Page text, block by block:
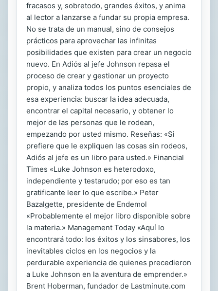
fracasos y, sobretodo, grandes éxitos, y anima
al lector a lanzarse a fundar su propia empresa.
No se trata de un manual, sino de consejos
prácticos para aprovechar las infinitas
posibilidades que existen para crear un negocio
nuevo. En Adiós al jefe Johnson repasa el
proceso de crear y gestionar un proyecto
propio, y analiza todos los puntos esenciales de
esa experiencia: buscar la idea adecuada,
encontrar el capital necesario, y obtener lo
mejor de las personas que le rodean,
empezando por usted mismo. Reseñas: «Si
prefiere que le expliquen las cosas sin rodeos,
Adiós al jefe es un libro para usted.» Financial
Times «Luke Johnson es heterodoxo,
independiente y testarudo; por eso es tan
gratificante leer lo que escribe.» Peter
Bazalgette, presidente de Endemol
«Probablemente el mejor libro disponible sobre
la materia.» Management Today «Aquí lo
encontrará todo: los éxitos y los sinsabores, los
inevitables ciclos en los negocios y la
perdurable experiencia de quienes precedieron
a Luke Johnson en la aventura de emprender.»
Brent Hoberman, fundador de Lastminute.com